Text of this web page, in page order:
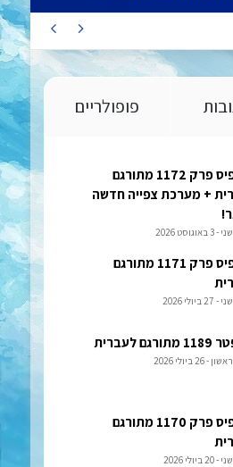
פופולריים
וואן פיס פרק 1172 מתורגם
+ מערכת צפייה חדשה
2026
וואן פיס פרק 1171 מתורגם
ביולי 2026
לעברית
- 26 ביולי 2026
וואן פיס פרק 1170 מתורגם
ביולי 2026